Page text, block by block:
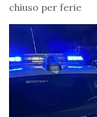
chiuso per ferie